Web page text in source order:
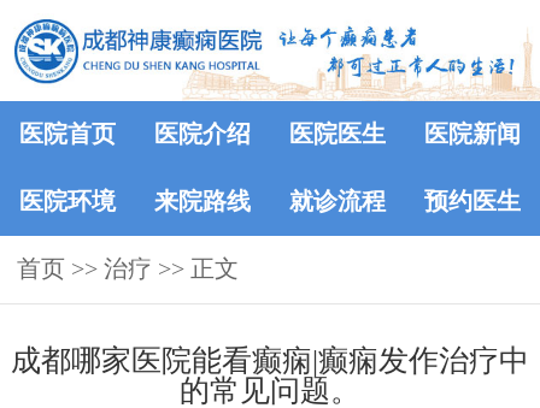
医院首页 医院介绍 医院医生 医院新闻
医院环境 来院路线 就诊流程 预约医生
首页 >> 治疗 >> 正文
成都哪家医院能看癫痫|癫痫发作治疗中
的常见问题。